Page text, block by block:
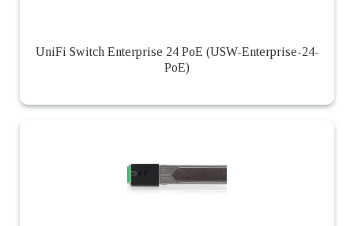
UniFi Switch Enterprise 24 PoE (USW-Enterprise-24-
PoE)